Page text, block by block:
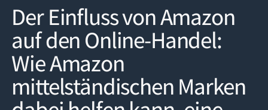
Der Einfluss von Amazon
auf den Online-Handel:
Wie Amazon
mittelständischen Marken